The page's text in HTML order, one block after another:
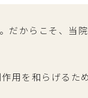
だからこそ、当
用を和らげるた